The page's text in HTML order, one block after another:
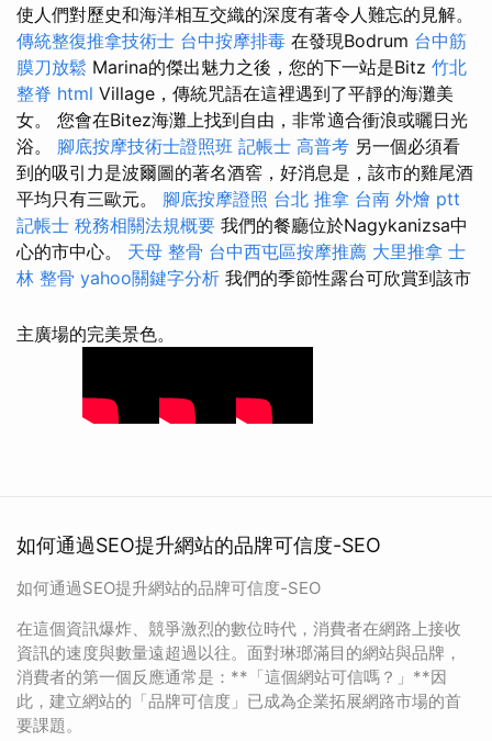
使人們對歷史和海洋相互交織的深度有著令人難忘的見解。
傳統整復推拿技術士 台中按摩排毒 在發現Bodrum 台中筋
膜刀放鬆 Marina的傑出魅力之後，您的下一站是Bitz 竹北
整脊 html Village，傳統咒語在這裡遇到了平靜的海灘美
女。 您會在Bitez海灘上找到自由，非常適合衝浪或曬日光
浴。 腳底按摩技術士證照班 記帳士 高普考 另一個必須看
到的吸引力是波爾圖的著名酒窖，好消息是，該市的雞尾酒
平均只有三歐元。 腳底按摩證照 台北 推拿 台南 外燴 ptt
記帳士 稅務相關法規概要 我們的餐廳位於Nagykanizsa中
心的市中心。 天母 整骨 台中西屯區按摩推薦 大里推拿 士
林 整骨 yahoo關鍵字分析 我們的季節性露台可欣賞到該市
主廣場的完美景色。
如何通過SEO提升網站的品牌可信度-SEO
如何通過SEO提升網站的品牌可信度-SEO
在這個資訊爆炸、競爭激烈的數位時代，消費者在網路上接收
資訊的速度與數量遠超過以往。面對琳瑯滿目的網站與品牌，
消費者的第一個反應通常是：**「這個網站可信嗎？」**因
此，建立網站的「品牌可信度」已成為企業拓展網路市場的首
要課題。